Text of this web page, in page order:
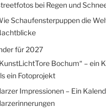
bei Regen und
Schaufensterpuppen die
für 2027
Bochum“ – ein
ein Fotoprojekt
Impressionen – Ein